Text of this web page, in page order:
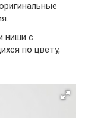
ниши с
по цвету,